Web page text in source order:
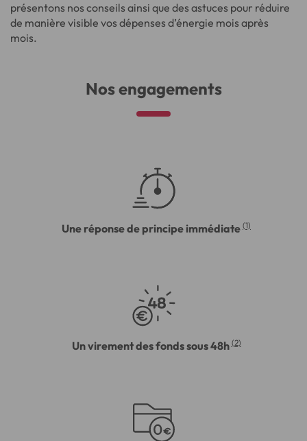
présentons nos conseils ainsi que des astuces pour réduire
de manière visible vos dépenses d’énergie mois après
mois.
Nos engagements
Une réponse de principe immédiate (1)
Un virement des fonds sous 48h (2)